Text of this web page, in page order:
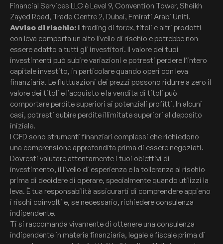
Financial Services LLC è Level 9, Convention Tower, Sheikh
Zayed Road, Trade Centre 2, Dubai, Emirati Arabi Uniti.
Avviso di rischio: Il trading di forex, titoli e altri prodotti
con leva comporta un alto livello di rischio e potrebbe non
essere adatto a tutti gli investitori. Il valore dei tuoi
investimenti può subire variazioni e potresti perdere l’intero
capitale investito, in particolare quando operi con leva
finanziaria. Le fluttuazioni dei prezzi possono ridurre a zero il
valore dei titoli e l’acquisto e la vendita di titoli può
comportare perdite superiori ai potenziali profitti. In alcuni
casi, potresti subire perdite illimitate superiori al deposito
iniziale.
I CFD sono strumenti finanziari complessi che richiedono
una comprensione approfondita prima di essere negoziati.
Dovresti valutare attentamente i tuoi obiettivi di
investimento, il livello di esperienza e la tolleranza al rischio
prima di decidere di operare, specialmente quando utilizzi la
leva. È tua responsabilità assicurarti di comprendere appieno
i rischi coinvolti e, se necessario, richiedere consulenza
indipendente.
Ti si raccomanda vivamente di ottenere una consulenza
indipendente in materia finanziaria, legale e fiscale prima di